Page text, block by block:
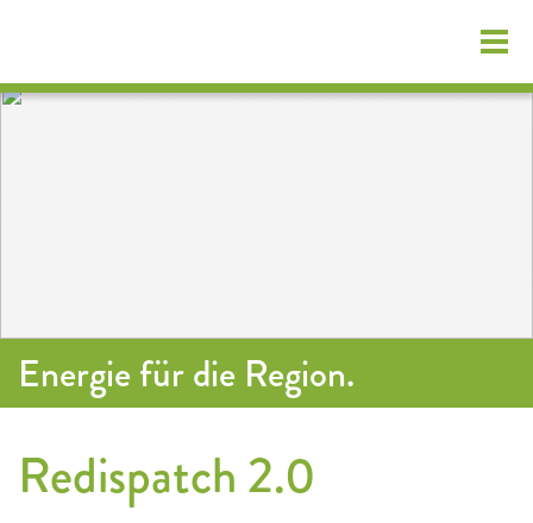
Energieerzeuger
Anlagenübersicht
Energie für die Region.
Redispatch 2.0